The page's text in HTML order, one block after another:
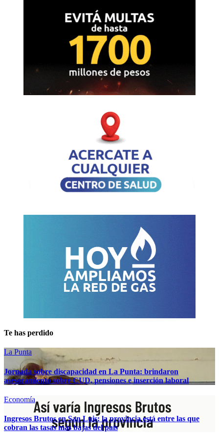
Te has perdido
La Punta
Jornada sobre discapacidad en La Punta: brindaron
asesoramiento sobre CUD, pensiones e inserción laboral
Economía
Ingresos Brutos en San Luis: la provincia está entre las que
cobran las tasas más bajas del país